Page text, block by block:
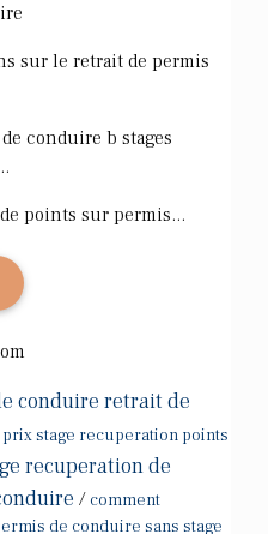
sur le retrait de permis
conduire b stages
points sur permis...
conduire retrait de
prix stage recuperation points
recuperation de
/ comment
de conduire sans stage